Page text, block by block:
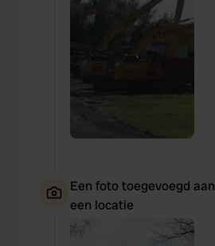
Een foto toegevoegd aan
een locatie